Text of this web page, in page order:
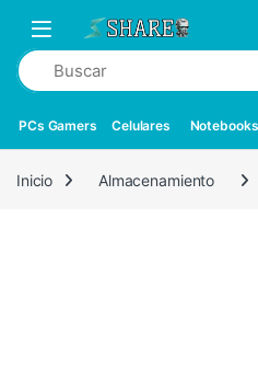
PCs Gamers Celulares Notebooks
Inicio Almacenamiento